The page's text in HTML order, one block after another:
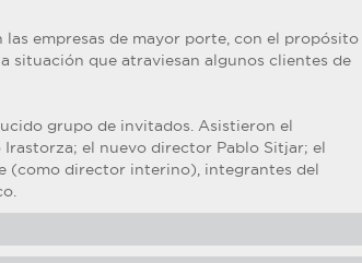
empresas de mayor porte, con el propósito
situación que atraviesan algunos clientes de
grupo de invitados. Asistieron el
el nuevo director Pablo Sitjar; el
(como director interino), integrantes del